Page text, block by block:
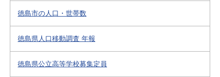
徳島市の人口・世帯数
徳島県人口移動調査 年報
徳島県公立高等学校募集定員